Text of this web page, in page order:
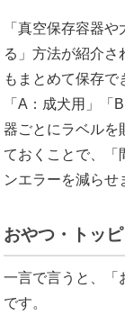
「真空保存容器
る」方法が紹介さ
もまとめて保存で
「A：成犬用」「
器ごとにラベルを
ておくことで、「
ンエラーを減らせ
おやつ・トッ
一言で言うと、「
です。